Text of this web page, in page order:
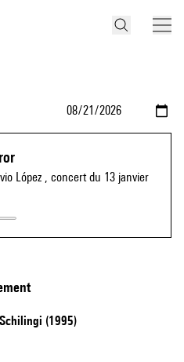
López , concert du 13 janvier
(1995)